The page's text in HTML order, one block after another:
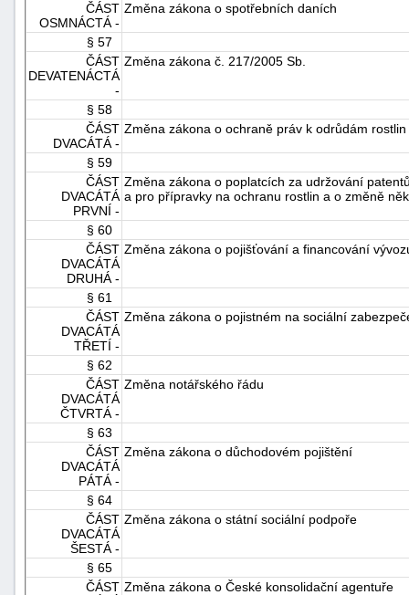
ČÁST
OSMNÁCTÁ -
Změna zákona o spotřebních daních
§ 57
ČÁST
DEVATENÁCTÁ
-
Změna zákona č. 217/2005 Sb.
§ 58
ČÁST
DVACÁTÁ -
Změna zákona o ochraně práv k odrůdám rostlin
§ 59
ČÁST
DVACÁTÁ
PRVNÍ -
Změna zákona o poplatcích za udržování
a pro přípravky na ochranu rostlin a o změně
§ 60
ČÁST
DVACÁTÁ
DRUHÁ -
Změna zákona o pojišťování a financování
§ 61
ČÁST
DVACÁTÁ
TŘETÍ -
Změna zákona o pojistném na sociální
§ 62
ČÁST
DVACÁTÁ
ČTVRTÁ -
Změna notářského řádu
§ 63
ČÁST
DVACÁTÁ
PÁTÁ -
Změna zákona o důchodovém pojištění
§ 64
ČÁST
DVACÁTÁ
ŠESTÁ -
Změna zákona o státní sociální podpoře
§ 65
ČÁST Změna zákona o České konsolidační agentuře